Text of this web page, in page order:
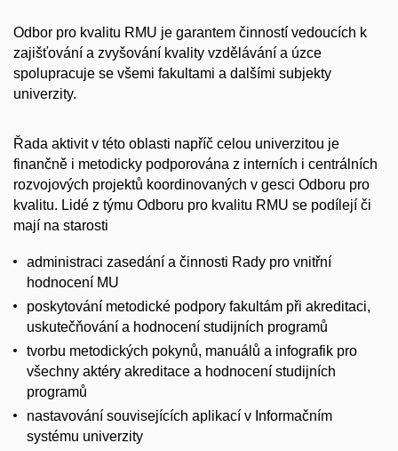
Odbor pro kvalitu RMU je garantem činností vedoucích k
zajišťování a zvyšování kvality vzdělávání a úzce
spolupracuje se všemi fakultami a dalšími subjekty
univerzity.
Řada aktivit v této oblasti napříč celou univerzitou je
finančně i metodicky podporována z interních i centrálních
rozvojových projektů koordinovaných v gesci Odboru pro
kvalitu. Lidé z týmu Odboru pro kvalitu RMU se podílejí či
mají na starosti
administraci zasedání a činnosti Rady pro vnitřní
hodnocení MU
poskytování metodické podpory fakultám při akreditaci,
uskutečňování a hodnocení studijních programů
tvorbu metodických pokynů, manuálů a infografik pro
všechny aktéry akreditace a hodnocení studijních
programů
nastavování souvisejících aplikací v Informačním
systému univerzity